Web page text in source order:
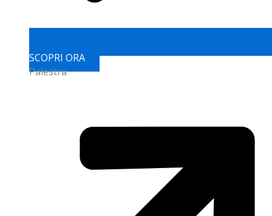
SCOPRI ORA
Palestra